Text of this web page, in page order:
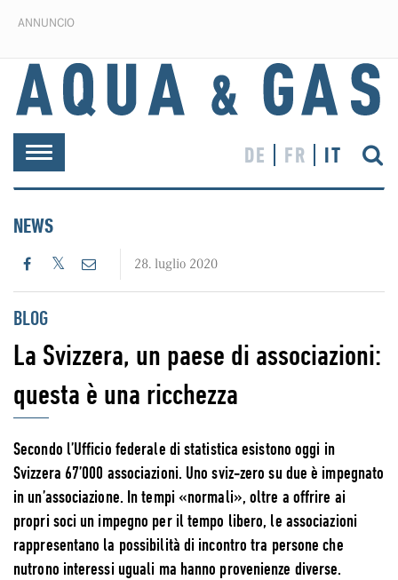
ANNUNCIO
Toggle
navigation
DE FR IT
NEWS
28. luglio 2020
BLOG
La Svizzera, un paese di associazioni:
questa è una ricchezza
Secondo l’Ufficio federale di statistica esistono oggi in
Svizzera 67’000 associazioni. Uno sviz-zero su due è impegnato
in un’associazione. In tempi «normali», oltre a offrire ai
propri soci un impegno per il tempo libero, le associazioni
rappresentano la possibilità di incontro tra persone che
nutrono interessi uguali ma hanno provenienze diverse.